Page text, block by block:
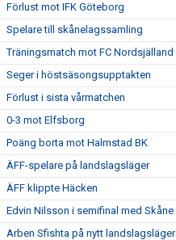
Förlust mot IFK Göteborg
Spelare till skånelagssamling
Träningsmatch mot FC Nordsjälland
Seger i höstsäsongsupptakten
Förlust i sista vårmatchen
0-3 mot Elfsborg
Poäng borta mot Halmstad BK
ÄFF-spelare på landslagsläger
ÄFF klippte Häcken
Edvin Nilsson i semifinal med Skåne
Arben Sfishta på nytt landslagsläger